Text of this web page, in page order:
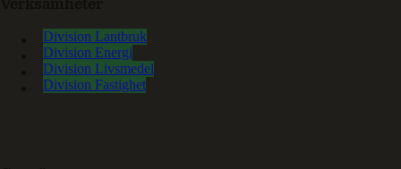
Division Lantbruk
Division Energi
Division Livsmedel
Division Fastighet